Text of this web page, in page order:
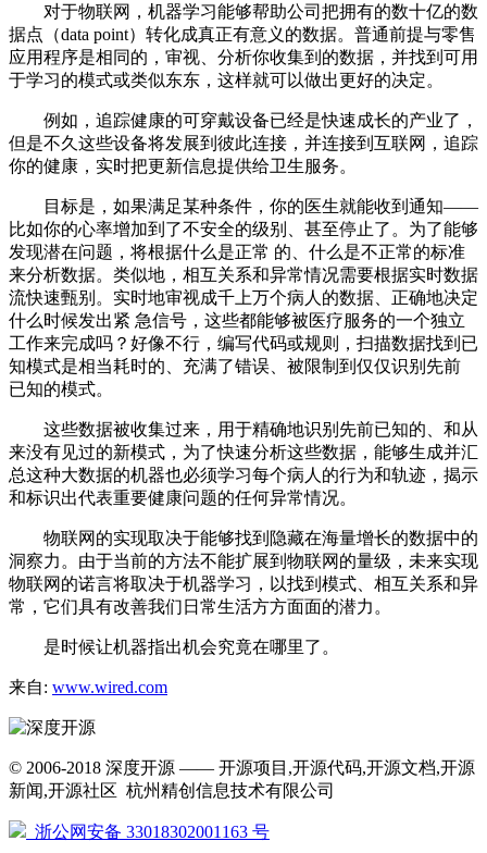
对于物联网，机器学习能够帮助公司把拥有的数十亿的数
据点（data point）转化成真正有意义的数据。普通前提与零售
应用程序是相同的，审视、分析你收集到的数据，并找到可用
于学习的模式或类似东东，这样就可以做出更好的决定。
例如，追踪健康的可穿戴设备已经是快速成长的产业了，
但是不久这些设备将发展到彼此连接，并连接到互联网，追踪
你的健康，实时把更新信息提供给卫生服务。
目标是，如果满足某种条件，你的医生就能收到通知——
比如你的心率增加到了不安全的级别、甚至停止了。为了能够
发现潜在问题，将根据什么是正常 的、什么是不正常的标准
来分析数据。类似地，相互关系和异常情况需要根据实时数据
流快速甄别。实时地审视成千上万个病人的数据、正确地决定
什么时候发出紧 急信号，这些都能够被医疗服务的一个独立
工作来完成吗？好像不行，编写代码或规则，扫描数据找到已
知模式是相当耗时的、充满了错误、被限制到仅仅识别先前
已知的模式。
这些数据被收集过来，用于精确地识别先前已知的、和从
来没有见过的新模式，为了快速分析这些数据，能够生成并汇
总这种大数据的机器也必须学习每个病人的行为和轨迹，揭示
和标识出代表重要健康问题的任何异常情况。
物联网的实现取决于能够找到隐藏在海量增长的数据中的
洞察力。由于当前的方法不能扩展到物联网的量级，未来实现
物联网的诺言将取决于机器学习，以找到模式、相互关系和异
常，它们具有改善我们日常生活方方面面的潜力。
是时候让机器指出机会究竟在哪里了。
来自: www.wired.com
© 2006-2018 深度开源 —— 开源项目,开源代码,开源文档,开源
新闻,开源社区 杭州精创信息技术有限公司
浙公网安备 33018302001163 号